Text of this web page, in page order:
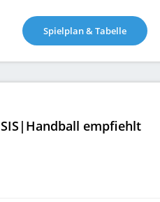
Spielplan & Tabelle(current)
SIS|Handball empfiehlt